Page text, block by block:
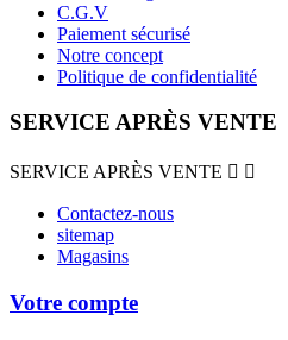
C.G.V
Paiement sécurisé
Notre concept
Politique de confidentialité
SERVICE APRÈS VENTE
SERVICE APRÈS VENTE  
Contactez-nous
sitemap
Magasins
Votre compte